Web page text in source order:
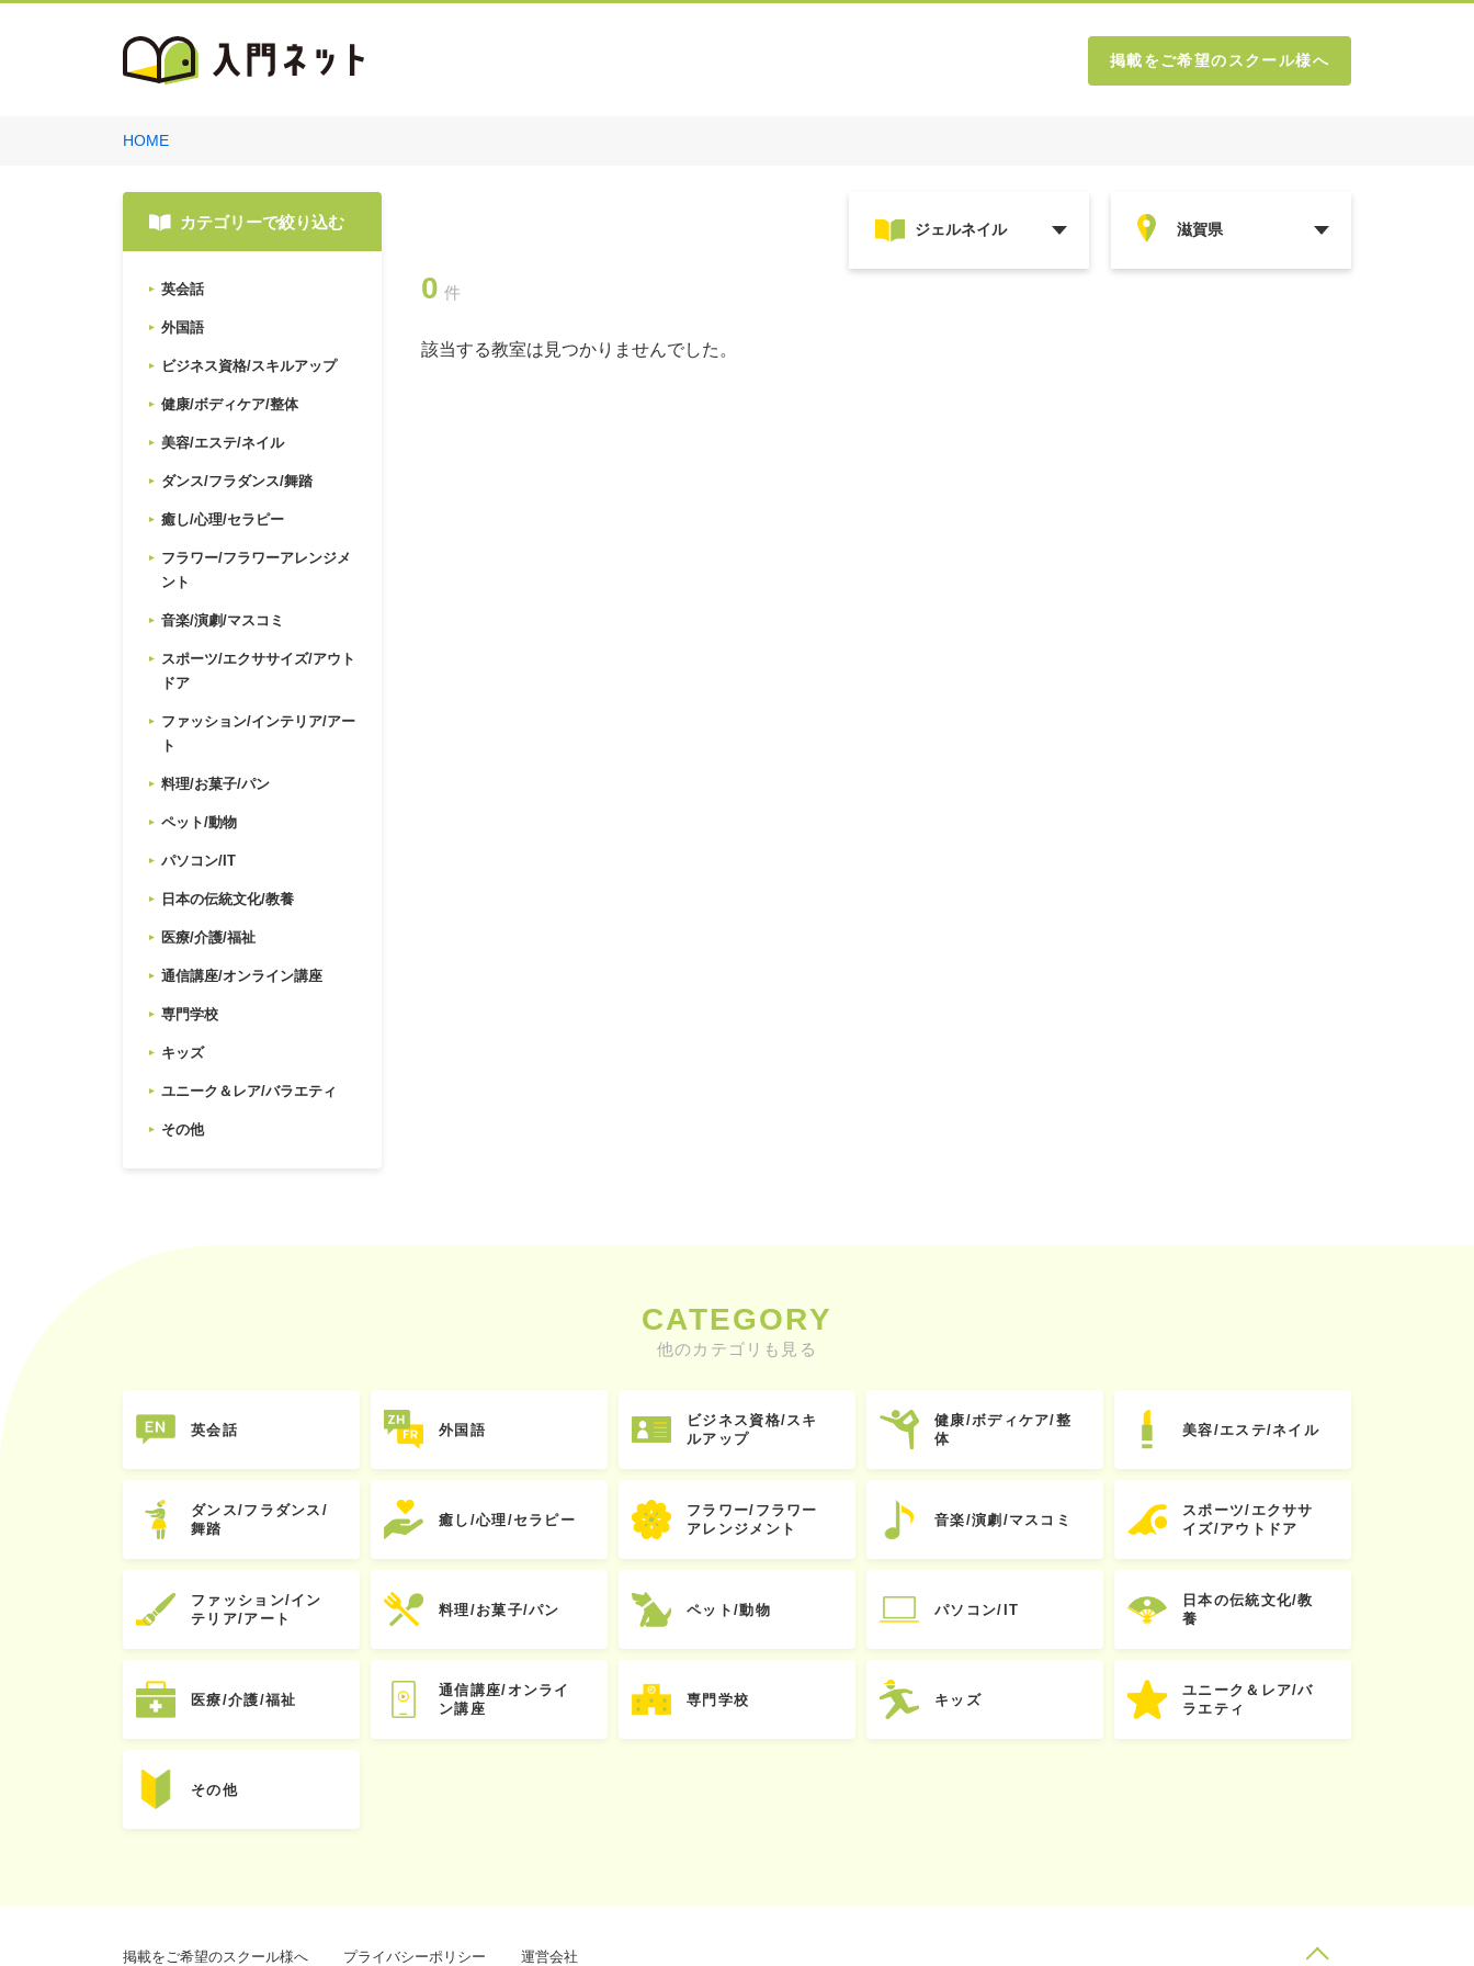
掲載をご希望のスクール様へ
HOME
カテゴリーで絞り込む
英会話
外国語
ビジネス資格/スキルアップ
健康/ボディケア/整体
美容/エステ/ネイル
ダンス/フラダンス/舞踏
癒し/心理/セラピー
フラワー/フラワーアレンジメ
ント
音楽/演劇/マスコミ
スポーツ/エクササイズ/アウト
ドア
ファッション/インテリア/アー
ト
料理/お菓子/パン
ペット/動物
パソコン/IT
日本の伝統文化/教養
医療/介護/福祉
通信講座/オンライン講座
専門学校
キッズ
ユニーク＆レア/バラエティ
その他
0 件
該当する教室は見つかりませんでした。
CATEGORY
他のカテゴリも見る
英会話 外国語
ビジネス資格/スキ
ルアップ
健康/ボディケア/整
体
美容/エステ/ネイル
ダンス/フラダンス/
舞踏
癒し/心理/セラピー
フラワー/フラワー
アレンジメント
音楽/演劇/マスコミ
スポーツ/エクササ
イズ/アウトドア
ファッション/イン
テリア/アート
料理/お菓子/パン ペット/動物 パソコン/IT
日本の伝統文化/教
養
医療/介護/福祉
通信講座/オンライ
ン講座
専門学校 キッズ
ユニーク＆レア/バ
ラエティ
その他
掲載をご希望のスクール様へ プライバシーポリシー 運営会社